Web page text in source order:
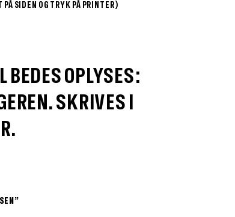
SIDEN OG TRYK PÅ PRINTER)
BEDES OPLYSES:
SKRIVES I